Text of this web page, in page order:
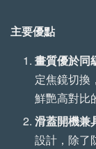
植鞣牛皮
NT$ 699
NT$ 750
主要優點
畫質優於同
定焦鏡切換
鮮艷高對比
滑蓋開機兼
設計，除了